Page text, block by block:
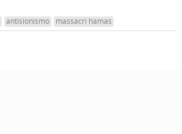
antisionismo massacri hamas